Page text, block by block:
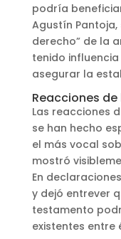
podría
Agustín
derecho” de la
tenido
asegurar la
Reacciones
Las reacciones
se han hecho
el más vocal
mostró
En
y dejó entrever
testamento
existentes entre